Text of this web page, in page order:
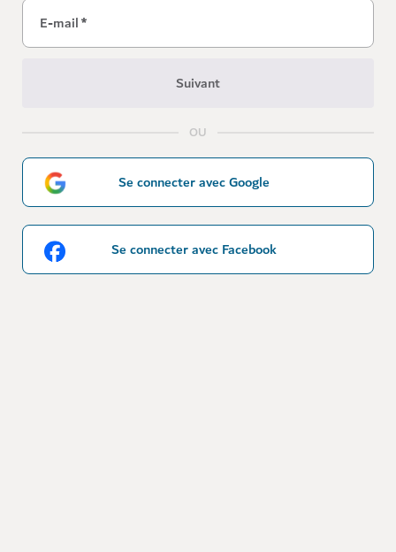
E-mail*
Suivant
OU
Se connecter avec Google
Se connecter avec Facebook